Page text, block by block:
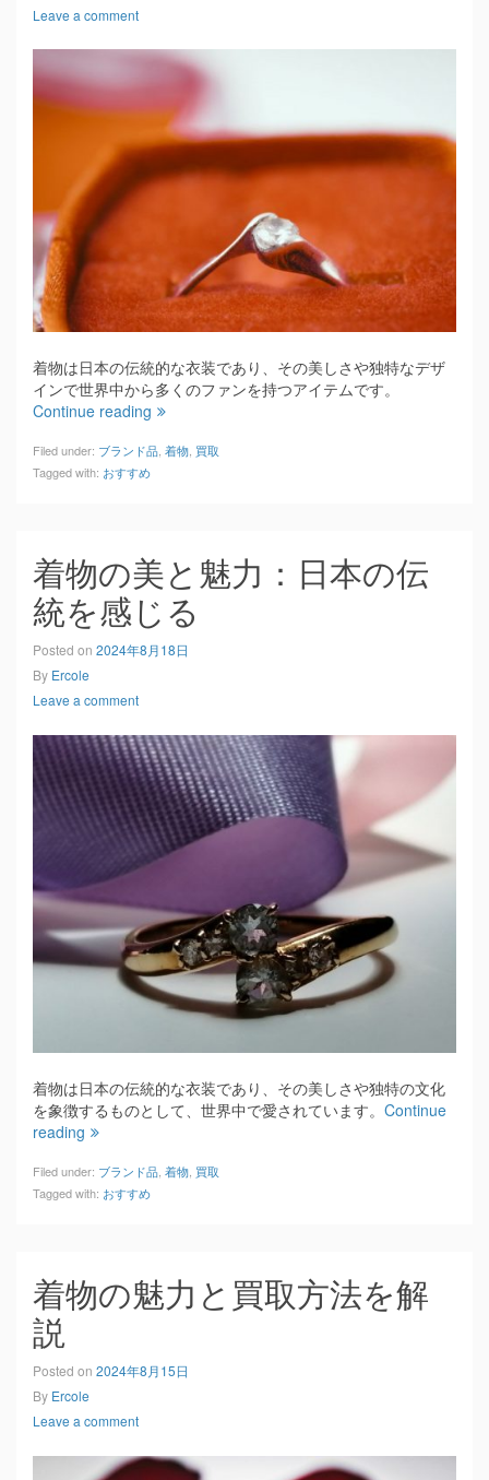
Leave a comment
着物は日本の伝統的な衣装であり、その美しさや独特なデザ
インで世界中から多くのファンを持つアイテムです。
Continue reading
Filed under: ブランド品, 着物, 買取
Tagged with: おすすめ
着物の美と魅力：日本の伝
統を感じる
Posted on 2024年8月18日
By Ercole
Leave a comment
着物は日本の伝統的な衣装であり、その美しさや独特の文化
を象徴するものとして、世界中で愛されています。 Continue
reading
Filed under: ブランド品, 着物, 買取
Tagged with: おすすめ
着物の魅力と買取方法を解
説
Posted on 2024年8月15日
By Ercole
Leave a comment